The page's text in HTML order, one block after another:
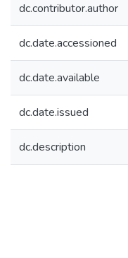
dc.contributor.author
dc.date.accessioned
dc.date.available
dc.date.issued
dc.description